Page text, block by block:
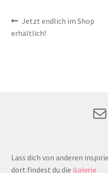
Beitrags-
Navigation
Vorheriger
Beitrag:
Jetzt endlich im Shop
erhältlich!
Lass dich von anderen
dort findest du die Galerie